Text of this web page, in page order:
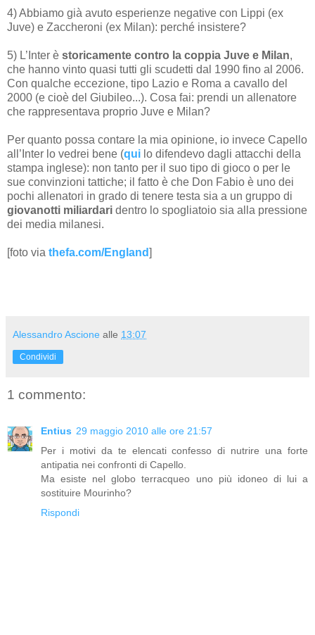
4) Abbiamo già avuto esperienze negative con Lippi (ex
Juve) e Zaccheroni (ex Milan): perché insistere?
5) L’Inter è storicamente contro la coppia Juve e Milan,
che hanno vinto quasi tutti gli scudetti dal 1990 fino al 2006.
Con qualche eccezione, tipo Lazio e Roma a cavallo del
2000 (e cioè del Giubileo...). Cosa fai: prendi un allenatore
che rappresentava proprio Juve e Milan?
Per quanto possa contare la mia opinione, io invece Capello
all’Inter lo vedrei bene (qui lo difendevo dagli attacchi della
stampa inglese): non tanto per il suo tipo di gioco o per le
sue convinzioni tattiche; il fatto è che Don Fabio è uno dei
pochi allenatori in grado di tenere testa sia a un gruppo di
giovanotti miliardari dentro lo spogliatoio sia alla pressione
dei media milanesi.
[foto via thefa.com/England]
Alessandro Ascione alle 13:07
Condividi
1 commento:
Entius 29 maggio 2010 alle ore 21:57
Per i motivi da te elencati confesso di nutrire una forte
antipatia nei confronti di Capello.
Ma esiste nel globo terracqueo uno più idoneo di lui a
sostituire Mourinho?
Rispondi